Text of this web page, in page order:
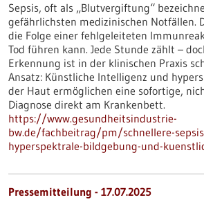
Sepsis, oft als „Blutvergiftung“
gefährlichsten medizinischen Notfällen.
die Folge einer fehlgeleiteten
Tod führen kann. Jede Stunde zählt –
Erkennung ist in der klinischen Praxis
Ansatz: Künstliche Intelligenz und
der Haut ermöglichen eine sofortige,
Diagnose direkt am Krankenbett.
https://www.gesundheitsindustrie-
bw.de/fachbeitrag/pm/schnellere-
hyperspektrale-bildgebung-und-
Pressemitteilung - 17.07.2025